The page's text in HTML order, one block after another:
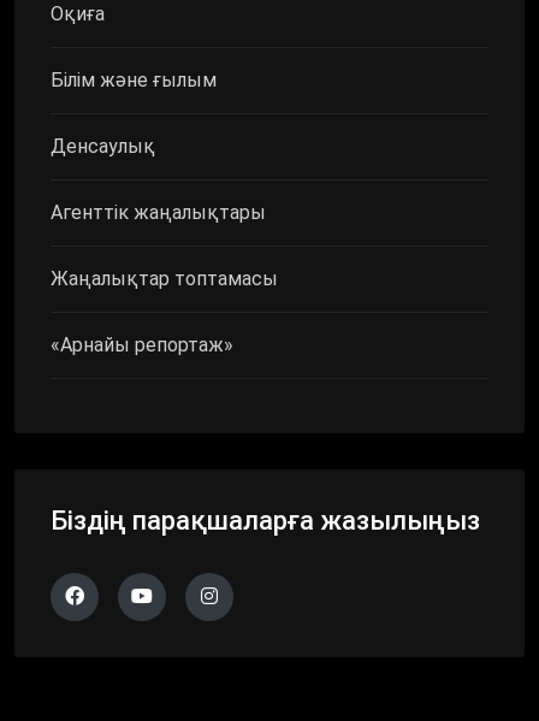
Оқиға
Білім және ғылым
Денсаулық
Агенттік жаңалықтары
Жаңалықтар топтамасы
«Арнайы репортаж»
Біздің парақшаларға жазылыңыз